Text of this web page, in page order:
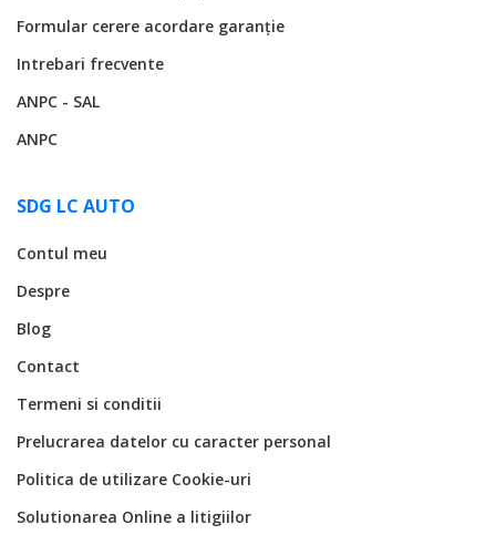
Formular cerere acordare garanție
Intrebari frecvente
ANPC - SAL
ANPC
SDG LC AUTO
Contul meu
Despre
Blog
Contact
Termeni si conditii
Prelucrarea datelor cu caracter personal
Politica de utilizare Cookie-uri
Solutionarea Online a litigiilor